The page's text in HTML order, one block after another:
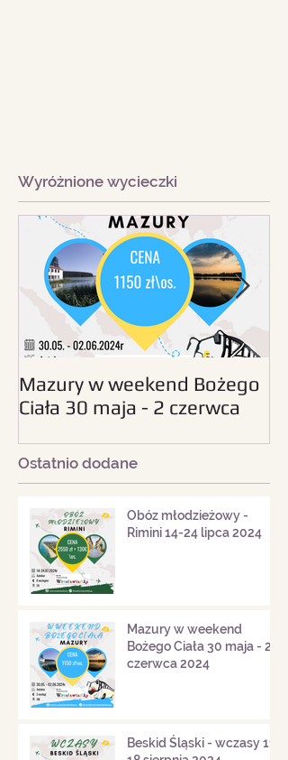
Wyróżnione wycieczki
Mazury w weekend Bożego
Ciała 30 maja - 2 czerwca
Ostatnio dodane
Obóz młodzieżowy -
Rimini 14-24 lipca 2024
Mazury w weekend
Bożego Ciała 30 maja - 2
czerwca 2024
Beskid Śląski - wczasy 11-